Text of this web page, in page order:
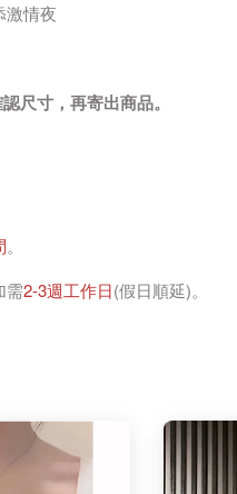
激情夜
尺寸，再寄出商品。
。
需2-3週工作日(假日順延)。